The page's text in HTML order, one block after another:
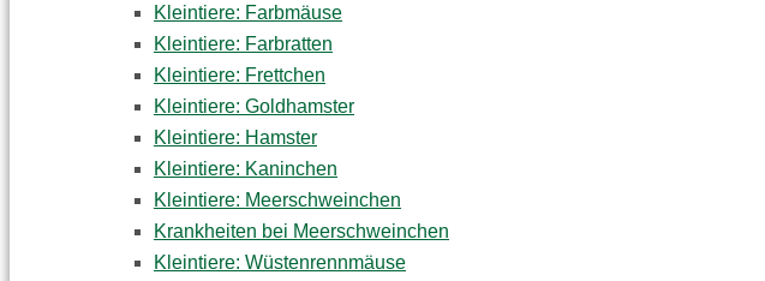
Kleintiere: Farbmäuse
Kleintiere: Farbratten
Kleintiere: Frettchen
Kleintiere: Goldhamster
Kleintiere: Hamster
Kleintiere: Kaninchen
Kleintiere: Meerschweinchen
Krankheiten bei Meerschweinchen
Kleintiere: Wüstenrennmäuse